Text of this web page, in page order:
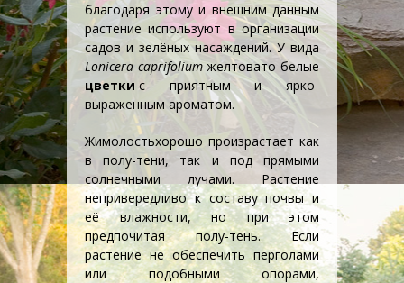
благодаря этому и внешним данным
растение используют в организации
садов и зелёных насаждений. У вида
Lonicera caprifolium желтовато-белые
цветки с приятным и ярко-
выраженным ароматом.
Жимолостьхорошо произрастает как
в полу-тени, так и под прямыми
солнечными лучами. Растение
непривередливо к составу почвы и
её влажности, но при этом
предпочитая полу-тень. Если
растение не обеспечить перголами
или подобными опорами,